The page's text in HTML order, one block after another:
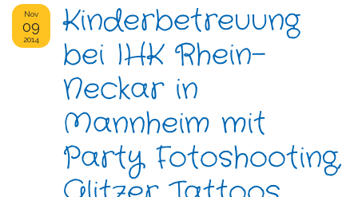
Nov
09
2014
Kinderbetreuung
bei IHK Rhein-
Neckar in
Mannheim mit
Party Fotoshooting,